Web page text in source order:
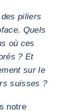
piliers
Quels
où ces
? Et
sur le
suisses ?
notre